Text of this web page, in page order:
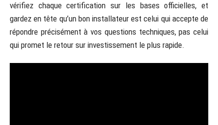
vérifiez chaque certification sur les bases officielles, et
gardez en tête qu’un bon installateur est celui qui accepte de
répondre précisément à vos questions techniques, pas celui
qui promet le retour sur investissement le plus rapide.